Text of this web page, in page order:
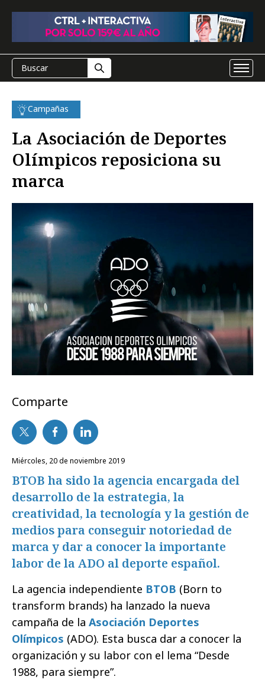
Campañas
La Asociación de Deportes
Olímpicos reposiciona su
marca
Comparte
miércoles, 20 de noviembre 2019
BTOB ha sido la agencia encargada del
desarrollo de la estrategia, la
creatividad, la tecnología y la gestión de
medios para conseguir notoriedad de
marca y dar a conocer la importante
labor de la ADO al deporte español.
La agencia independiente BTOB (Born to
transform brands) ha lanzado la nueva
campaña de la Asociación Deportes
Olímpicos (ADO). Esta busca dar a conocer la
organización y su labor con el lema “Desde
1988, para siempre”.